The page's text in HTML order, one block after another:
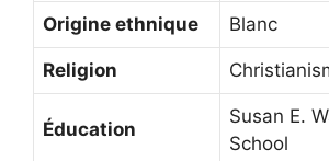
Origine ethnique Blanc
Religion
Éducation
Susan E.
School